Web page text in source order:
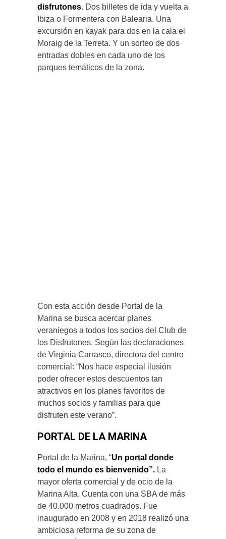
disfrutones. Dos billetes de ida y vuelta a
Ibiza o Formentera con Balearia. Una
excursión en kayak para dos en la cala el
Moraig de la Terreta. Y un sorteo de dos
entradas dobles en cada uno de los
parques temáticos de la zona.
Con esta acción desde Portal de la
Marina se busca acercar planes
veraniegos a todos los socios del Club de
los Disfrutones. Según las declaraciones
de Virginia Carrasco, directora del centro
comercial: “Nos hace especial ilusión
poder ofrecer estos descuentos tan
atractivos en los planes favoritos de
muchos socios y familias para que
disfruten este verano”.
PORTAL DE LA MARINA
Portal de la Marina, “Un portal donde
todo el mundo es bienvenido”. La
mayor oferta comercial y de ocio de la
Marina Alta. Cuenta con una SBA de más
de 40.000 metros cuadrados. Fue
inaugurado en 2008 y en 2018 realizó una
ambiciosa reforma de su zona de